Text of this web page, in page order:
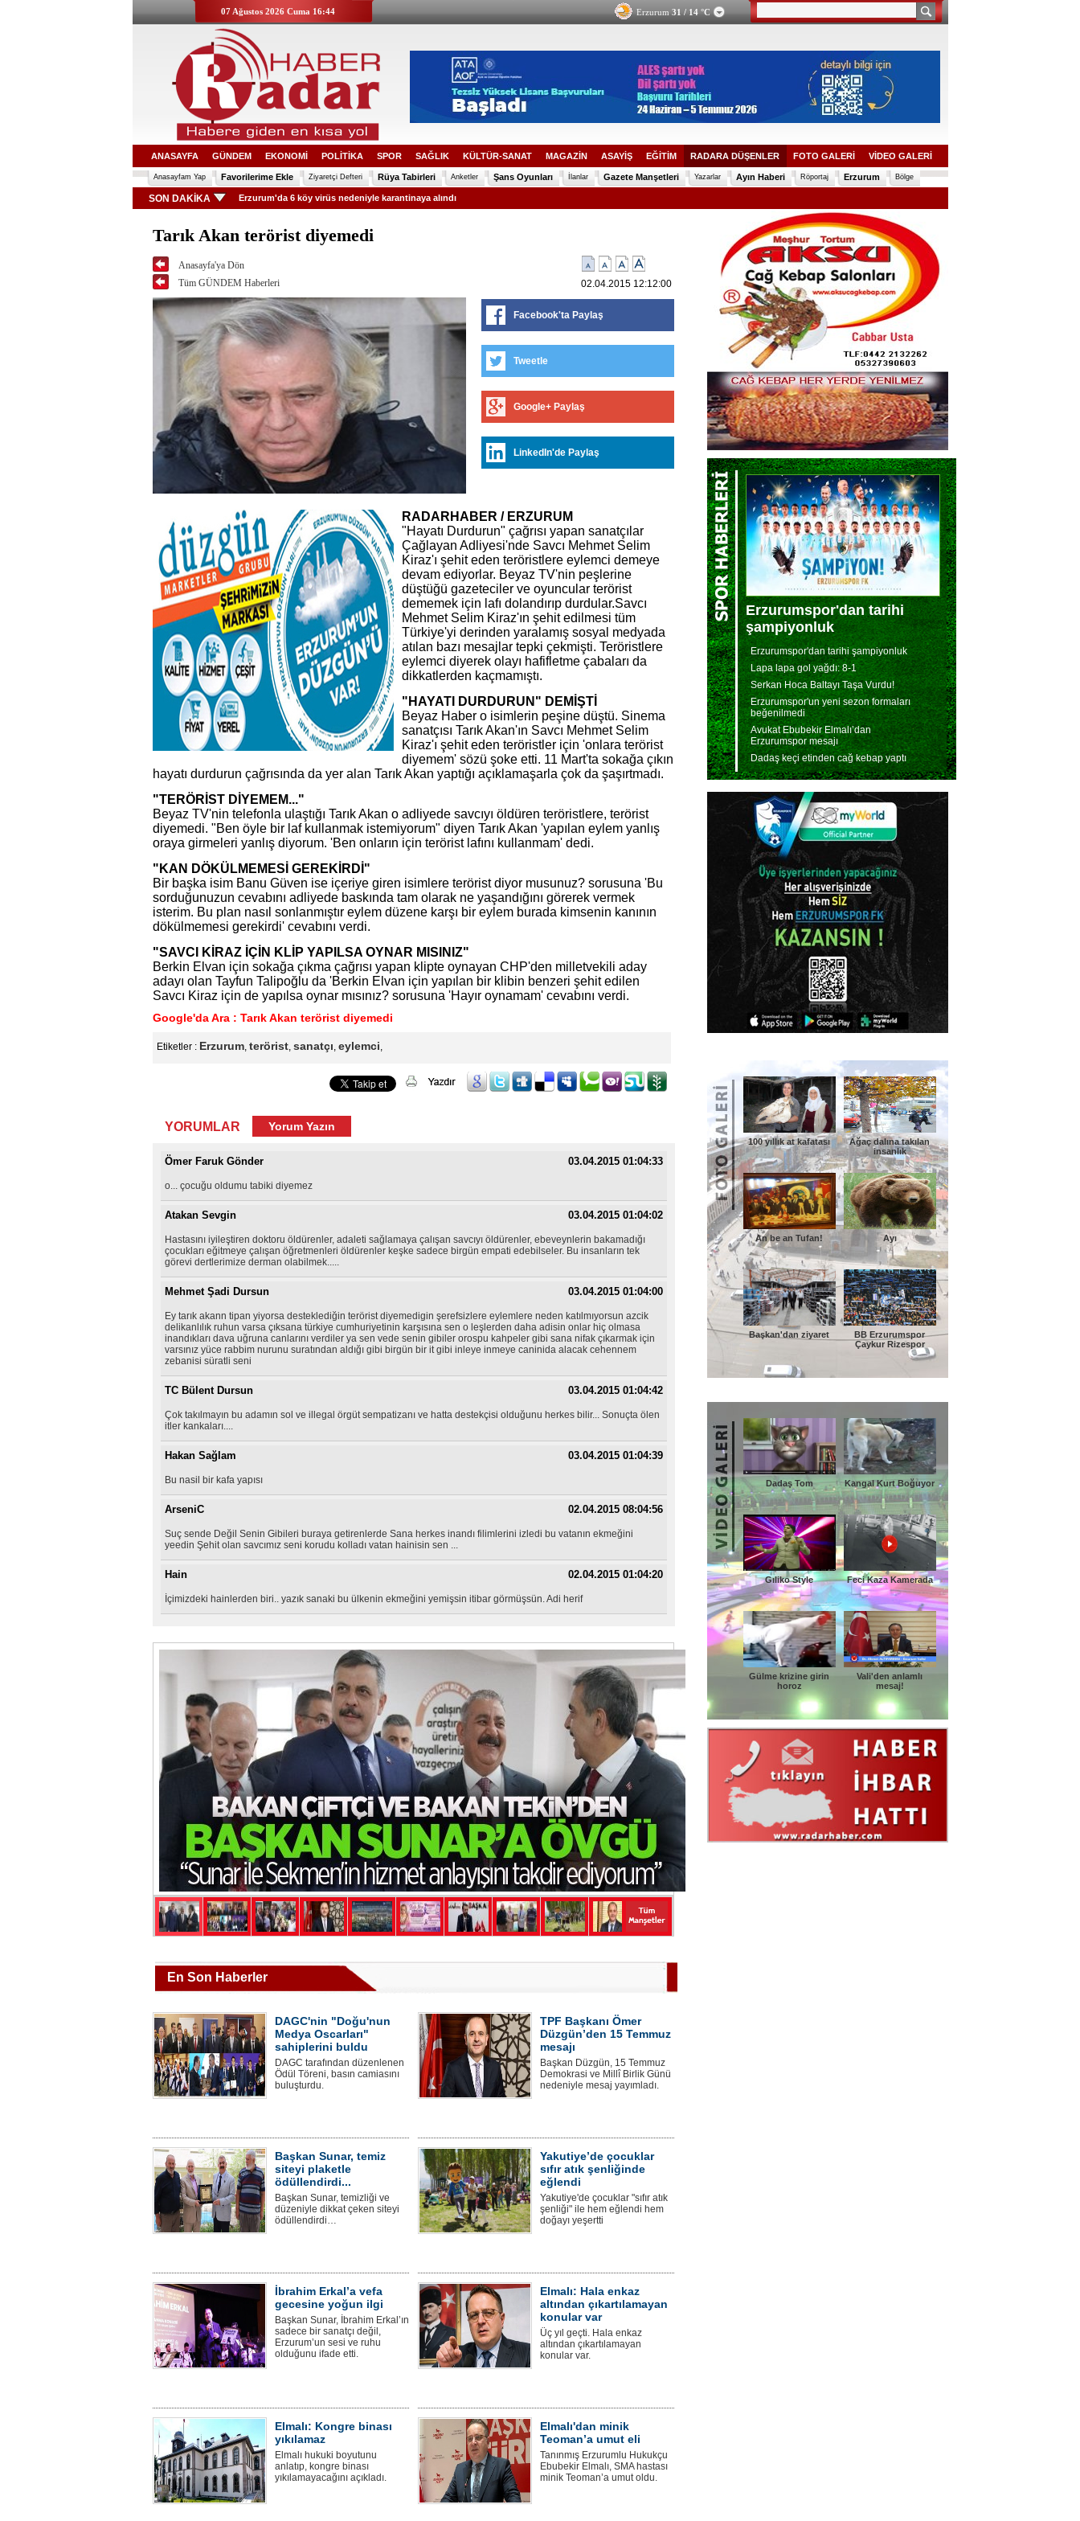
07 Ağustos 2026 Cuma 16:44 Erzurum 31 / 14 °C
ANASAYFA GÜNDEM EKONOMİ POLİTİKA SPOR SAĞLIK KÜLTÜR-SANAT MAGAZİN ASAYİŞ EĞİTİM RADARA DÜŞENLER FOTO GALERİ VİDEO GALERİ
Anasayfam Yap Favorilerime Ekle Ziyaretçi Defteri Rüya Tabirleri Anketler Şans Oyunları İlanlar Gazete Manşetleri Yazarlar Ayın Haberi Röportaj Erzurum Bölge
SON DAKİKA Erzurum'da 6 köy virüs nedeniyle karantinaya alındı
Tarık Akan terörist diyemedi
Anasayfa'ya Dön
Tüm GÜNDEM Haberleri
02.04.2015 12:12:00
Facebook'ta Paylaş
Tweetle
Google+ Paylaş
LinkedIn'de Paylaş
RADARHABER / ERZURUM
"Hayatı Durdurun" çağrısı yapan sanatçılar
Çağlayan Adliyesi'nde Savcı Mehmet Selim
Kiraz'ı şehit eden teröristlere eylemci demeye
devam ediyorlar. Beyaz TV'nin peşlerine
düştüğü gazeteciler ve oyuncular terörist
dememek için lafı dolandırıp durdular.Savcı
Mehmet Selim Kiraz'ın şehit edilmesi tüm
Türkiye'yi derinden yaralamış sosyal medyada
atılan bazı mesajlar tepki çekmişti. Teröristlere
eylemci diyerek olayı hafifletme çabaları da
dikkatlerden kaçmamıştı.
"HAYATI DURDURUN" DEMİŞTİ
Beyaz Haber o isimlerin peşine düştü. Sinema
sanatçısı Tarık Akan'ın Savcı Mehmet Selim
Kiraz'ı şehit eden teröristler için 'onlara terörist
diyemem' sözü şoke etti. 11 Mart'ta sokağa çıkın
hayatı durdurun çağrısında da yer alan Tarık Akan yaptığı açıklamaşarla çok da şaşırtmadı.
"TERÖRİST DİYEMEM..."
Beyaz TV'nin telefonla ulaştığı Tarık Akan o adliyede savcıyı öldüren teröristlere, terörist
diyemedi. "Ben öyle bir laf kullanmak istemiyorum" diyen Tarık Akan 'yapılan eylem yanlış
oraya girmeleri yanlış diyorum. 'Ben onların için terörist lafını kullanmam' dedi.
"KAN DÖKÜLMEMESİ GEREKİRDİ"
Bir başka isim Banu Güven ise içeriye giren isimlere terörist diyor musunuz? sorusuna 'Bu
sorduğunuzun cevabını adliyede baskında tam olarak ne yaşandığını görerek vermek
isterim. Bu plan nasıl sonlanmıştır eylem düzene karşı bir eylem burada kimsenin kanının
dökülmemesi gerekirdi' cevabını verdi.
"SAVCI KİRAZ İÇİN KLİP YAPILSA OYNAR MISINIZ"
Berkin Elvan için sokağa çıkma çağrısı yapan klipte oynayan CHP'den milletvekili aday
adayı olan Tayfun Talipoğlu da 'Berkin Elvan için yapılan bir klibin benzeri şehit edilen
Savcı Kiraz için de yapılsa oynar mısınız? sorusuna 'Hayır oynamam' cevabını verdi.
Google'da Ara : Tarık Akan terörist diyemedi
Etiketler : Erzurum, terörist, sanatçı eylemci
YORUMLAR Yorum Yazın
Ömer Faruk Gönder 03.04.2015 01:04:33
o... çocuğu oldumu tabiki diyemez
Atakan Sevgin 03.04.2015 01:04:02
Hastasını iyileştiren doktoru öldürenler, adaleti sağlamaya çalışan savcıyı öldürenler, ebeveynlerin bakamadığı
çocukları eğitmeye çalışan öğretmenleri öldürenler keşke sadece birgün empati edebilseler. Bu insanların tek
görevi dertlerimize derman olabilmek.....
Mehmet Şadi Dursun 03.04.2015 01:04:00
Ey tarık akann tipan yiyorsa desteklediğin terörist diyemedigin şerefsizlere eylemlere neden katılmıyorsun azcik
delikanlılık ruhun varsa çıksana türkiye cumhuriyetinin karşısına sen o leşlerden daha adisin onlar hiç olmasa
inandıkları dava uğruna canlarını verdiler ya sen vede senin gibiler orospu kahpeler gibi sana nifak çıkarmak için
varsınız yüce rabbim nurunu suratından aldığı gibi birgün bir it gibi inleye inmeye caninida alacak cehennem
zebanisi süratli seni
TC Bülent Dursun 03.04.2015 01:04:42
Çok takılmayın bu adamın sol ve illegal örgüt sempatizanı ve hatta destekçisi olduğunu herkes bilir... Sonuçta ölen
itler kankaları....
Hakan Sağlam 03.04.2015 01:04:39
Bu nasil bir kafa yapısı
ArseniC 02.04.2015 08:04:56
Suç sende Değil Senin Gibileri buraya getirenlerde Sana herkes inandı filimlerini izledi bu vatanın ekmeğini
yeedin Şehit olan savcımız seni korudu kolladı vatan hainisin sen ...
Hain 02.04.2015 01:04:20
İçimizdeki hainlerden biri.. yazık sanaki bu ülkenin ekmeğini yemişsin itibar görmüşsün. Adi herif
En Son Haberler
DAGC'nin "Doğu'nun
Medya Oscarları"
sahiplerini buldu
DAGC tarafından düzenlenen
Ödül Töreni, basın camiasını
buluşturdu.
TPF Başkanı Ömer
Düzgün’den 15 Temmuz
mesajı
Başkan Düzgün, 15 Temmuz
Demokrasi ve Millî Birlik Günü
nedeniyle mesaj yayımladı.
Başkan Sunar, temiz
siteyi plaketle
ödüllendirdi...
Başkan Sunar, temizliği ve
düzeniyle dikkat çeken siteyi
ödüllendirdi…
Yakutiye’de çocuklar
sıfır atık şenliğinde
eğlendi
Yakutiye'de çocuklar "sıfır atık
şenliği" ile hem eğlendi hem
doğayı yeşertti
İbrahim Erkal’a vefa
gecesine yoğun ilgi
Başkan Sunar, İbrahim Erkal’ın
sadece bir sanatçı değil,
Erzurum’un sesi ve ruhu
olduğunu ifade etti.
Elmalı: Hala enkaz
altından çıkartılamayan
konular var
Üç yıl geçti. Hala enkaz
altından çıkartılamayan
konular var.
Elmalı: Kongre binası
yıkılamaz
Elmalı hukuki boyutunu
anlatıp, kongre binası
yıkılamayacağını açıkladı.
Elmalı'dan minik
Teoman’a umut eli
Tanınmış Erzurumlu Hukukçu
Ebubekir Elmalı, SMA hastası
minik Teoman’a umut oldu.
Erzurumspor'dan tarihi
şampiyonluk
Erzurumspor'dan tarihi şampiyonluk
Lapa lapa gol yağdı: 8-1
Serkan Hoca Baltayı Taşa Vurdu!
Erzurumspor'un yeni sezon formaları
beğenilmedi
Avukat Ebubekir Elmalı’dan
Erzurumspor mesajı
Dadaş keçi etinden cağ kebap yaptı
100 yıllık at kafatası
Ağaç dalına takılan
insanlık
An be an Tufan! Ayı
Başkan'dan ziyaret
BB Erzurumspor
Çaykur Rizespor
Dadaş Tom Kangal Kurt Boğuyor
Gıliko Style Feci Kaza Kamerada
Gülme krizine girin
horoz
Vali'den anlamlı
mesaj!